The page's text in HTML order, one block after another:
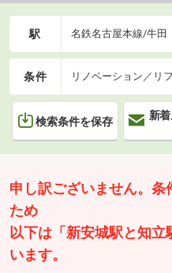
駅 名鉄名古屋本線/牛田
条件 リノベーション／リ
検索条件を保存
新
申し訳ございません。条
ため
以下は「新安城駅と知立
います。